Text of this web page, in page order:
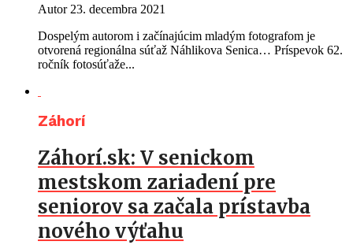
Autor 23. decembra 2021
Dospelým autorom i začínajúcim mladým fotografom je
otvorená regionálna súťaž Náhlikova Senica… Príspevok 62.
ročník fotosúťaže...
Záhorí
Záhorí.sk: V senickom
mestskom zariadení pre
seniorov sa začala prístavba
nového výťahu